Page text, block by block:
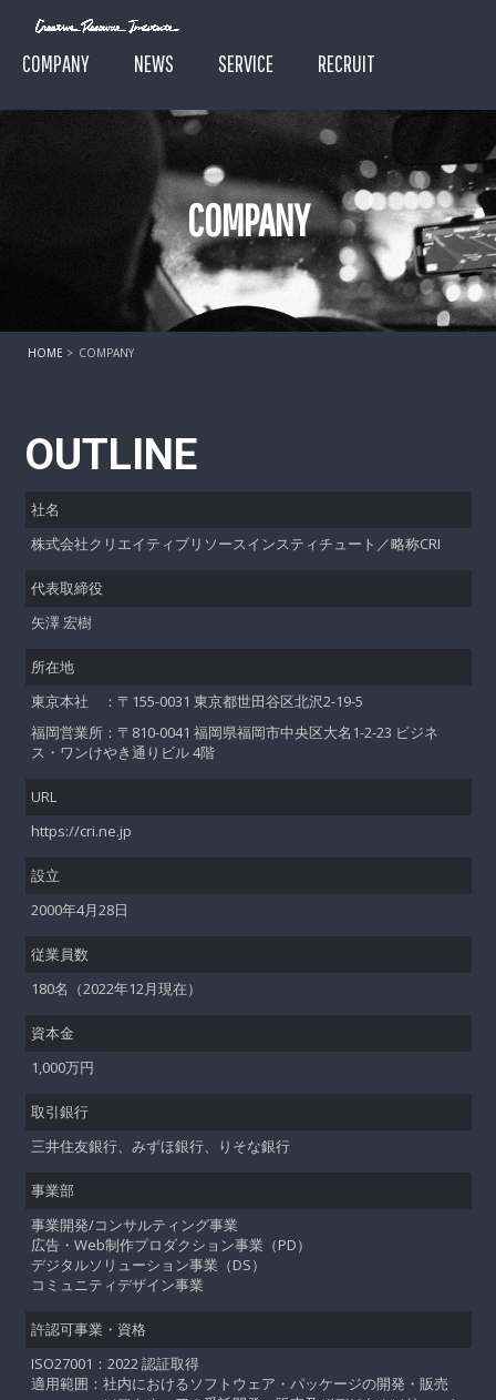
COMPANY NEWS SERVICE RECRUIT
COMPANY
HOME COMPANY
OUTLINE
社名
株式会社クリエイティブリソースインスティチュート／略称CRI
代表取締役
矢澤 宏樹
所在地
東京本社 ：〒155-0031 東京都世田谷区北沢2-19-5
福岡営業所：〒810-0041 福岡県福岡市中央区大名1-2-23 ビジネ
ス・ワンけやき通りビル 4階
URL
https://cri.ne.jp
設立
2000年4月28日
従業員数
180名（2022年12月現在）
資本金
1,000万円
取引銀行
三井住友銀行、みずほ銀行、りそな銀行
事業部
事業開発/コンサルティング事業
広告・Web制作プロダクション事業（PD）
デジタルソリューション事業（DS）
コミュニティデザイン事業
許認可事業・資格
ISO27001：2022 認証取得
適用範囲：社内におけるソフトウェア・パッケージの開発・販売